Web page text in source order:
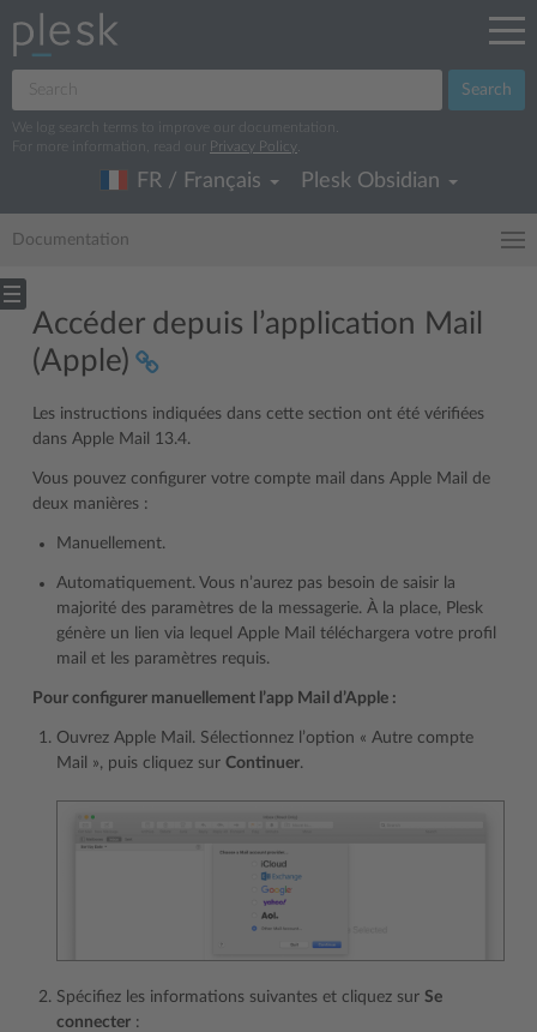
Search
We log search terms to improve our documentation.
For more information, read our
Privacy Policy
FR / Français Plesk Obsidian
Documentation
Accéder depuis l’application Mail
(Apple)
Les instructions indiquées dans cette section ont été vérifiées
dans Apple Mail 13.4.
Vous pouvez configurer votre compte mail dans Apple Mail de
deux manières :
Manuellement.
Automatiquement. Vous n’aurez pas besoin de saisir la
majorité des paramètres de la messagerie. À la place, Plesk
génère un lien via lequel Apple Mail téléchargera votre profil
mail et les paramètres requis.
Pour configurer manuellement l’app Mail d’Apple :
Ouvrez Apple Mail. Sélectionnez l’option « Autre compte
Mail », puis cliquez sur Continuer.
Spécifiez les informations suivantes et cliquez sur Se
connecter :